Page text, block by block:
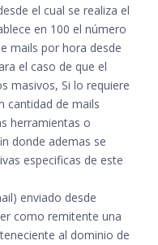
el cual se realiza el
en 100 el número
mails por hora desde
el caso de que el
masivos, Si lo requiere
cantidad de mails
herramientas o
donde ademas se
especificas de este
enviado desde
como remitente una
al dominio de